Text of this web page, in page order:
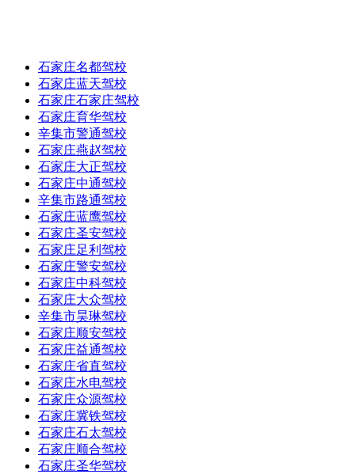
石家庄名都驾校
石家庄蓝天驾校
石家庄石家庄驾校
石家庄育华驾校
辛集市警通驾校
石家庄燕赵驾校
石家庄大正驾校
石家庄中通驾校
辛集市路通驾校
石家庄蓝鹰驾校
石家庄圣安驾校
石家庄足利驾校
石家庄警安驾校
石家庄中科驾校
石家庄大众驾校
辛集市昊琳驾校
石家庄顺安驾校
石家庄益通驾校
石家庄省直驾校
石家庄水电驾校
石家庄众源驾校
石家庄冀铁驾校
石家庄石太驾校
石家庄顺合驾校
石家庄圣华驾校